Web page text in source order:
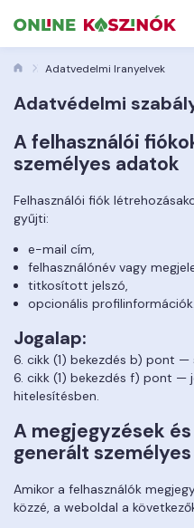
Adatvedelmi Iranyelvek
Adatvédelmi
A felhasználói
személyes adatok
Felhasználói fiók
gyűjti:
e-mail cím,
felhasználónév vagy
titkosított jelszó,
opcionális profilinformációk.
Jogalap:
6. cikk (1) bekezdés b) pont —
6. cikk (1) bekezdés f) pont —
hitelesítésben.
A megjegyzések
generált
Amikor a felhasználók
közzé, a weboldal a